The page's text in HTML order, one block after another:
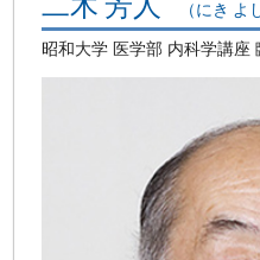
（にき よ
昭和大学 医学部 内科学講座